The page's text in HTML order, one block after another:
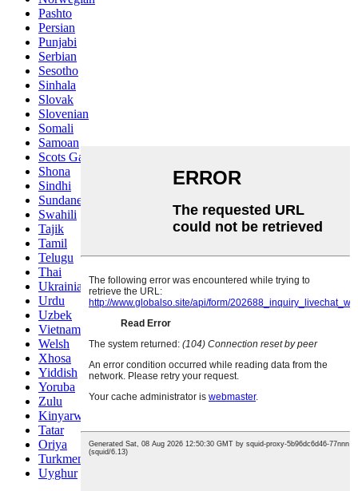
Pashto
Persian
Punjabi
Serbian
Sesotho
Sinhala
Slovak
Slovenian
Somali
Samoan
Scots Gaelic
Shona
Sindhi
Sundanese
Swahili
Tajik
Tamil
Telugu
Thai
Ukrainian
Urdu
Uzbek
Vietnamese
Welsh
Xhosa
Yiddish
Yoruba
Zulu
Kinyarwanda
Tatar
Oriya
Turkmen
Uyghur